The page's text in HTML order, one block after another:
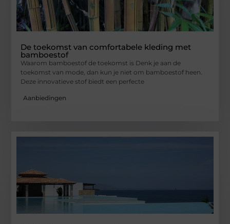
De toekomst van comfortabele kleding met
bamboestof
Waarom bamboestof de toekomst is Denk je aan de
toekomst van mode, dan kun je niet om bamboestof heen.
Deze innovatieve stof biedt een perfecte
Aanbiedingen